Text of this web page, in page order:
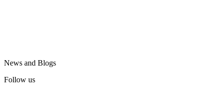
News and Blogs
Follow us